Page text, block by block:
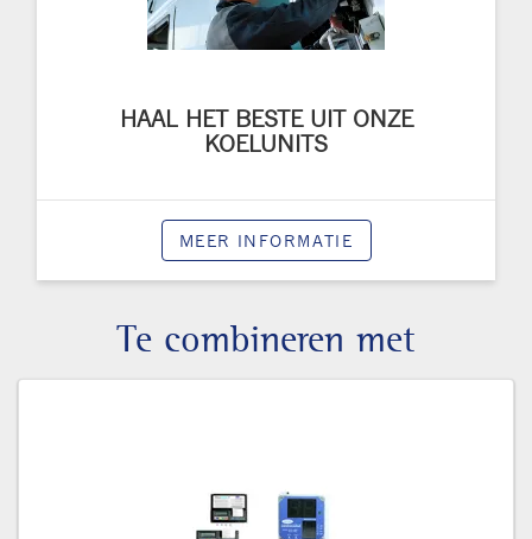
HAAL HET BESTE UIT ONZE
KOELUNITS
MEER INFORMATIE
Te combineren met